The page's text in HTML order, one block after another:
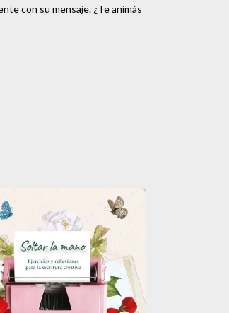
con su mensaje. ¿Te animás